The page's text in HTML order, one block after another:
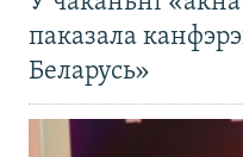
паказала
Беларусь»